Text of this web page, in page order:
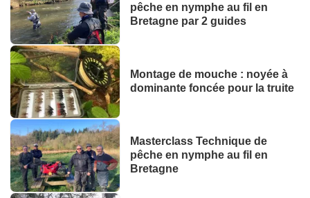
pêche en nymphe au fil en
Bretagne par 2 guides
Montage de mouche : noyée à
dominante foncée pour la truite
Masterclass Technique de
pêche en nymphe au fil en
Bretagne